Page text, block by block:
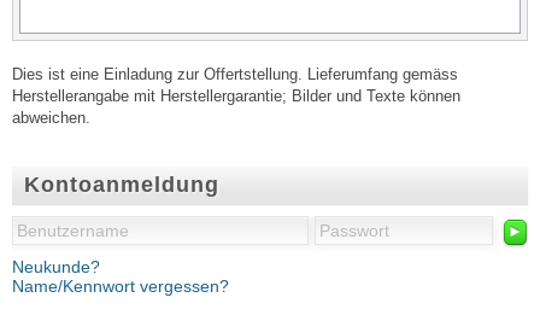
Kontoanmeldung
►
Neukunde?
Name/Kennwort vergessen?
Dies ist eine Einladung zur Offertstellung. Lieferumfang gemäss
Herstellerangabe mit Herstellergarantie; Bilder und Texte können
abweichen.